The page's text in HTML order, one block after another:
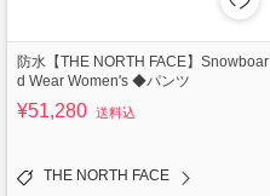
防水【THE NORTH FACE】Snowboar
d Wear Women's ◆パンツ
¥51,280 送料込
THE NORTH FACE